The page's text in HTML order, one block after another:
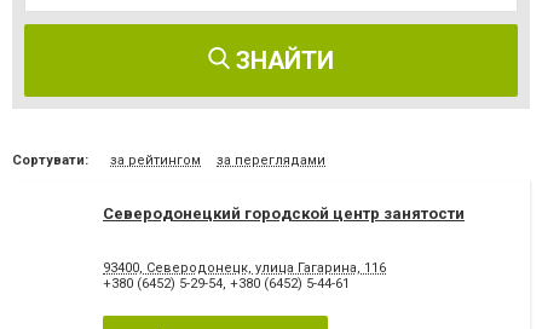
ЗНАЙТИ
Сортувати: за рейтингом за переглядами
Северодонецкий городской центр занятости
93400, Северодонецк, улица Гагарина, 116
+380 (6452) 5-29-54, +380 (6452) 5-44-61